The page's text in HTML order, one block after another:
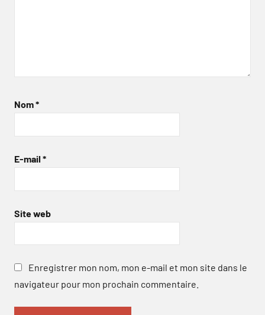
Nom*
E-mail *
Site web
Enregistrer mon nom, mon e-mail et mon site dans le
navigateur pour mon prochain commentaire.